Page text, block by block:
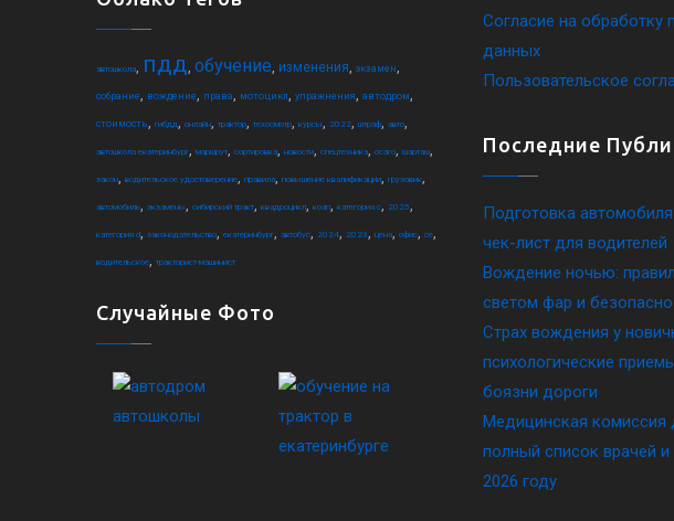
автошкола, пдд, обучение, изменения, экзамен,
собрание, вождение, права, мотоцикл, упражнения, автодром,
стоимость, гибдд, онлайн, трактор, техосмотр, курсы, 2022, штраф, авто,
автошкола екатеринбург, маршрут, сортировка, новости, спецтехника, осаго, шарташ,
закон, водительское удостоверение, правила, повышение квалификации, грузовик,
автомобиль, экзамены, сибирский тракт, квадроцикл, коап, категория c, 2025,
категория d, законодательство, екатеринбург, автобус, 2024, 2023, цена, офис, ce,
водительское, тракторист-машинист
Случайные Фото
Согласие на обработку
данных
Пользовательское
Последние
Подготовка
чек-лист для водителей
Вождение ночью:
светом фар и
Страх вождения у
психологические
боязни дороги
Медицинская комиссия
полный список врачей
2026 году